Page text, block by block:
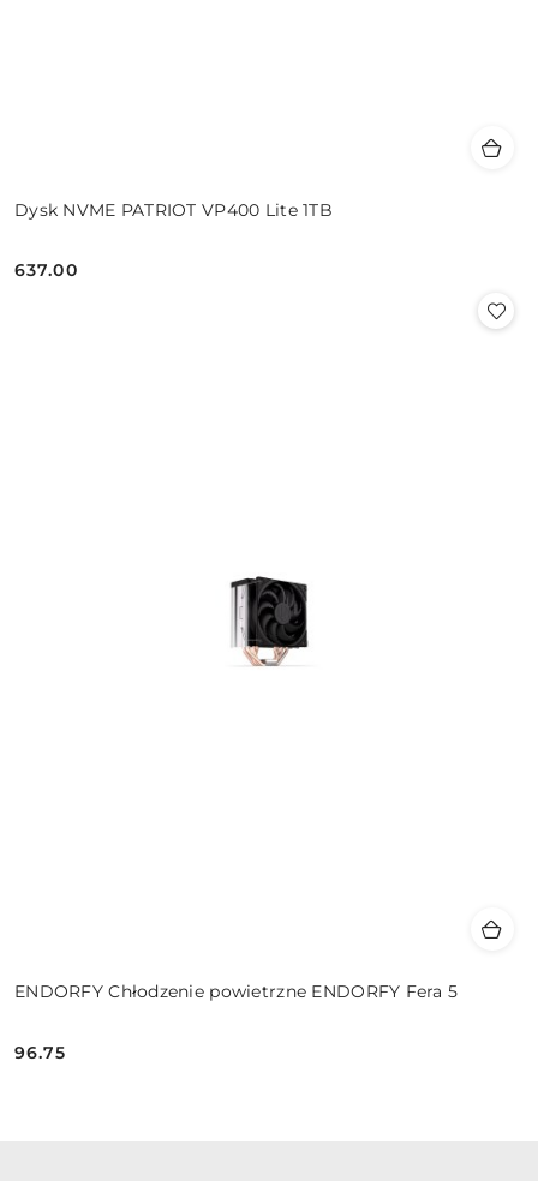
Dysk NVME PATRIOT VP400 Lite 1TB
Cena:
637.00
ENDORFY Chłodzenie powietrzne ENDORFY Fera 5
Cena:
96.75